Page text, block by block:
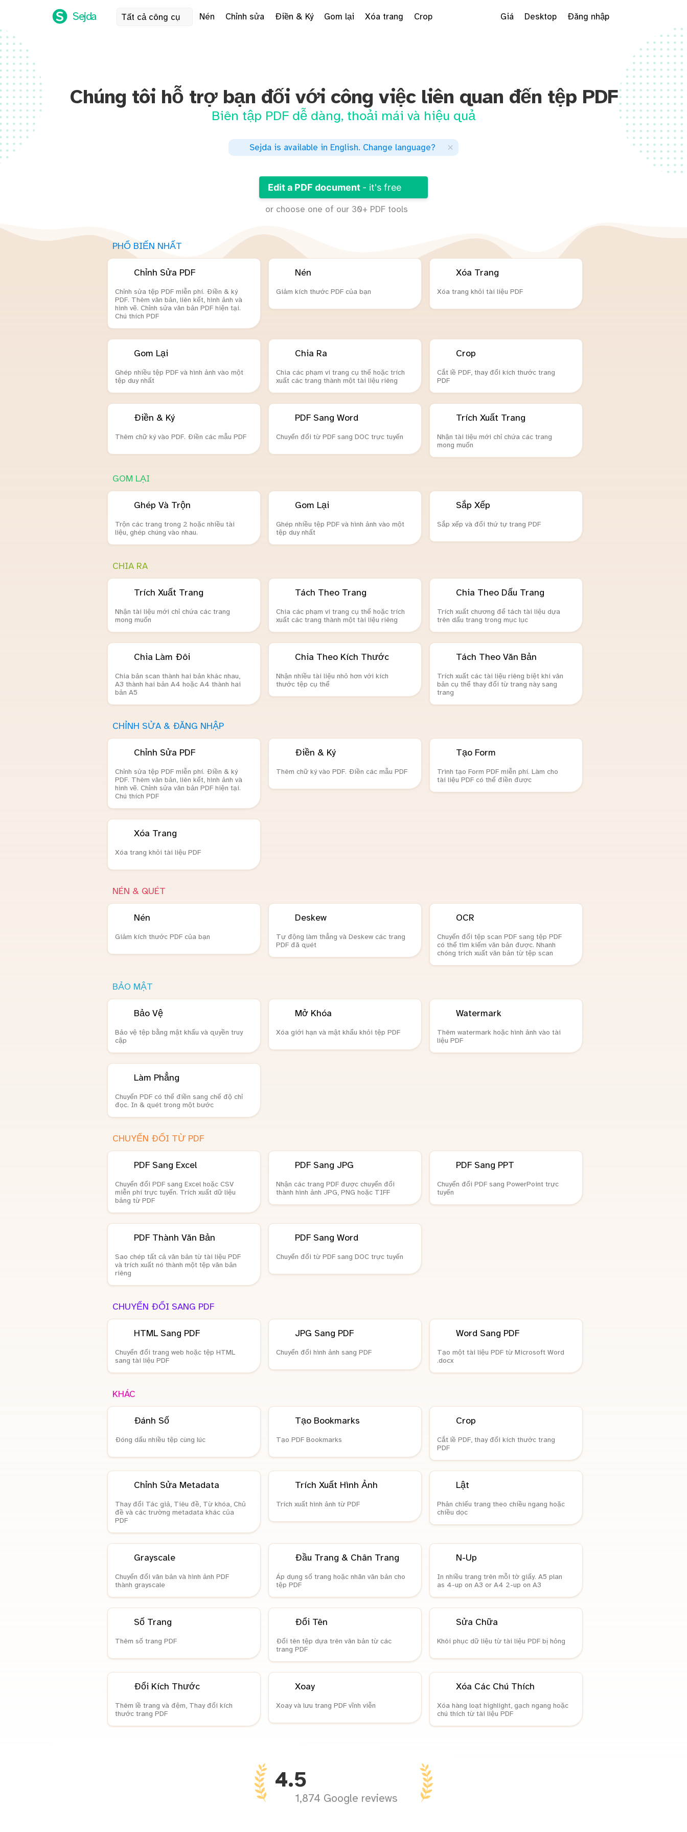
Sejda Tất cả công cụ Nén Chỉnh sửa Điền & Ký Gom lại Xóa trang Crop Giá Desktop Đăng nhập
Chúng tôi hỗ trợ bạn đối với công việc liên quan đến tệp PDF
Biên tập PDF dễ dàng, thoải mái và hiệu quả
Sejda is available in English. Change language? ×
Edit a PDF document - it's free
or choose one of our 30+ PDF tools
PHỔ BIẾN NHẤT
Chỉnh Sửa PDF
Chỉnh sửa tệp PDF miễn phí. Điền & ký
PDF. Thêm văn bản, liên kết, hình ảnh và
hình vẽ. Chỉnh sửa văn bản PDF hiện tại.
Chú thích PDF
Nén
Giảm kích thước PDF của bạn
Xóa Trang
Xóa trang khỏi tài liệu PDF
Gom Lại
Ghép nhiều tệp PDF và hình ảnh vào một
tệp duy nhất
Chia Ra
Chia các phạm vi trang cụ thể hoặc trích
xuất các trang thành một tài liệu riêng
Crop
Cắt lề PDF, thay đổi kích thước trang
PDF
Điền & Ký
Thêm chữ ký vào PDF. Điền các mẫu PDF
PDF Sang Word
Chuyển đổi từ PDF sang DOC trực tuyến
Trích Xuất Trang
Nhận tài liệu mới chỉ chứa các trang
mong muốn
GOM LẠI
Ghép Và Trộn
Trộn các trang trong 2 hoặc nhiều tài
liệu, ghép chúng vào nhau.
Gom Lại
Ghép nhiều tệp PDF và hình ảnh vào một
tệp duy nhất
Sắp Xếp
Sắp xếp và đổi thứ tự trang PDF
CHIA RA
Trích Xuất Trang
Nhận tài liệu mới chỉ chứa các trang
mong muốn
Tách Theo Trang
Chia các phạm vi trang cụ thể hoặc trích
xuất các trang thành một tài liệu riêng
Chia Theo Dấu Trang
Trích xuất chương để tách tài liệu dựa
trên dấu trang trong mục lục
Chia Làm Đôi
Chia bản scan thành hai bản khác nhau,
A3 thành hai bản A4 hoặc A4 thành hai
bản A5
Chia Theo Kích Thước
Nhận nhiều tài liệu nhỏ hơn với kích
thước tệp cụ thể
Tách Theo Văn Bản
Trích xuất các tài liệu riêng biệt khi văn
bản cụ thể thay đổi từ trang này sang
trang
CHỈNH SỬA & ĐĂNG NHẬP
Chỉnh Sửa PDF
Chỉnh sửa tệp PDF miễn phí. Điền & ký
PDF. Thêm văn bản, liên kết, hình ảnh và
hình vẽ. Chỉnh sửa văn bản PDF hiện tại.
Chú thích PDF
Điền & Ký
Thêm chữ ký vào PDF. Điền các mẫu PDF
Tạo Form
Trình tạo Form PDF miễn phí. Làm cho
tài liệu PDF có thể điền được
Xóa Trang
Xóa trang khỏi tài liệu PDF
NÉN & QUÉT
Nén
Giảm kích thước PDF của bạn
Deskew
Tự động làm thẳng và Deskew các trang
PDF đã quét
OCR
Chuyển đổi tệp scan PDF sang tệp PDF
có thể tìm kiếm văn bản được. Nhanh
chóng trích xuất văn bản từ tệp scan
BẢO MẬT
Bảo Vệ
Bảo vệ tệp bằng mật khẩu và quyền truy
cập
Mở Khóa
Xóa giới hạn và mật khẩu khỏi tệp PDF
Watermark
Thêm watermark hoặc hình ảnh vào tài
liệu PDF
Làm Phẳng
Chuyển PDF có thể điền sang chế độ chỉ
đọc. In & quét trong một bước
CHUYỂN ĐỔI TỪ PDF
PDF Sang Excel
Chuyển đổi PDF sang Excel hoặc CSV
miễn phí trực tuyến. Trích xuất dữ liệu
bảng từ PDF
PDF Sang JPG
Nhận các trang PDF được chuyển đổi
thành hình ảnh JPG, PNG hoặc TIFF
PDF Sang PPT
Chuyển đổi PDF sang PowerPoint trực
tuyến
PDF Thành Văn Bản
Sao chép tất cả văn bản từ tài liệu PDF
và trích xuất nó thành một tệp văn bản
riêng
PDF Sang Word
Chuyển đổi từ PDF sang DOC trực tuyến
CHUYỂN ĐỔI SANG PDF
HTML Sang PDF
Chuyển đổi trang web hoặc tệp HTML
sang tài liệu PDF
JPG Sang PDF
Chuyển đổi hình ảnh sang PDF
Word Sang PDF
Tạo một tài liệu PDF từ Microsoft Word
.docx
KHÁC
Đánh Số
Đóng dấu nhiều tệp cùng lúc
Tạo Bookmarks
Tạo PDF Bookmarks
Crop
Cắt lề PDF, thay đổi kích thước trang
PDF
Chỉnh Sửa Metadata
Thay đổi Tác giả, Tiêu đề, Từ khóa, Chủ
đề và các trường metadata khác của
PDF
Trích Xuất Hình Ảnh
Trích xuất hình ảnh từ PDF
Lật
Phản chiếu trang theo chiều ngang hoặc
chiều dọc
Grayscale
Chuyển đổi văn bản và hình ảnh PDF
thành grayscale
Đầu Trang & Chân Trang
Áp dụng số trang hoặc nhãn văn bản cho
tệp PDF
N-Up
In nhiều trang trên mỗi tờ giấy. A5 plan
as 4-up on A3 or A4 2-up on A3
Số Trang
Thêm số trang PDF
Đổi Tên
Đổi tên tệp dựa trên văn bản từ các
trang PDF
Sửa Chữa
Khôi phục dữ liệu từ tài liệu PDF bị hỏng
Đổi Kích Thước
Thêm lề trang và đệm, Thay đổi kích
thước trang PDF
Xoay
Xoay và lưu trang PDF vĩnh viễn
Xóa Các Chú Thích
Xóa hàng loạt highlight, gạch ngang hoặc
chú thích từ tài liệu PDF
4.5
1,874 Google reviews